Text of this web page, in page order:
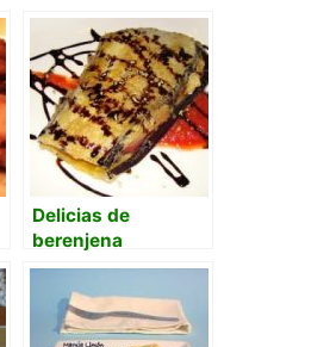
Delicias de
berenjena